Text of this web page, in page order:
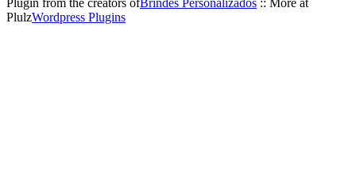
Plugin from the creators ofBrindes Personalizados :: More at
PlulzWordpress Plugins